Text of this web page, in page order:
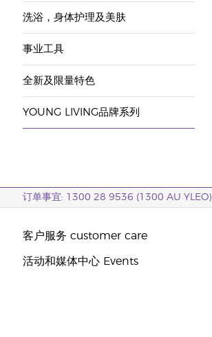
洗浴，身体护理及美肤
事业工具
全新及限量特色
YOUNG LIVING品牌系列
订单事宜: 1300 28 9536 (1300 AU YLEO)
客户服务 customer care
活动和媒体中心 Events